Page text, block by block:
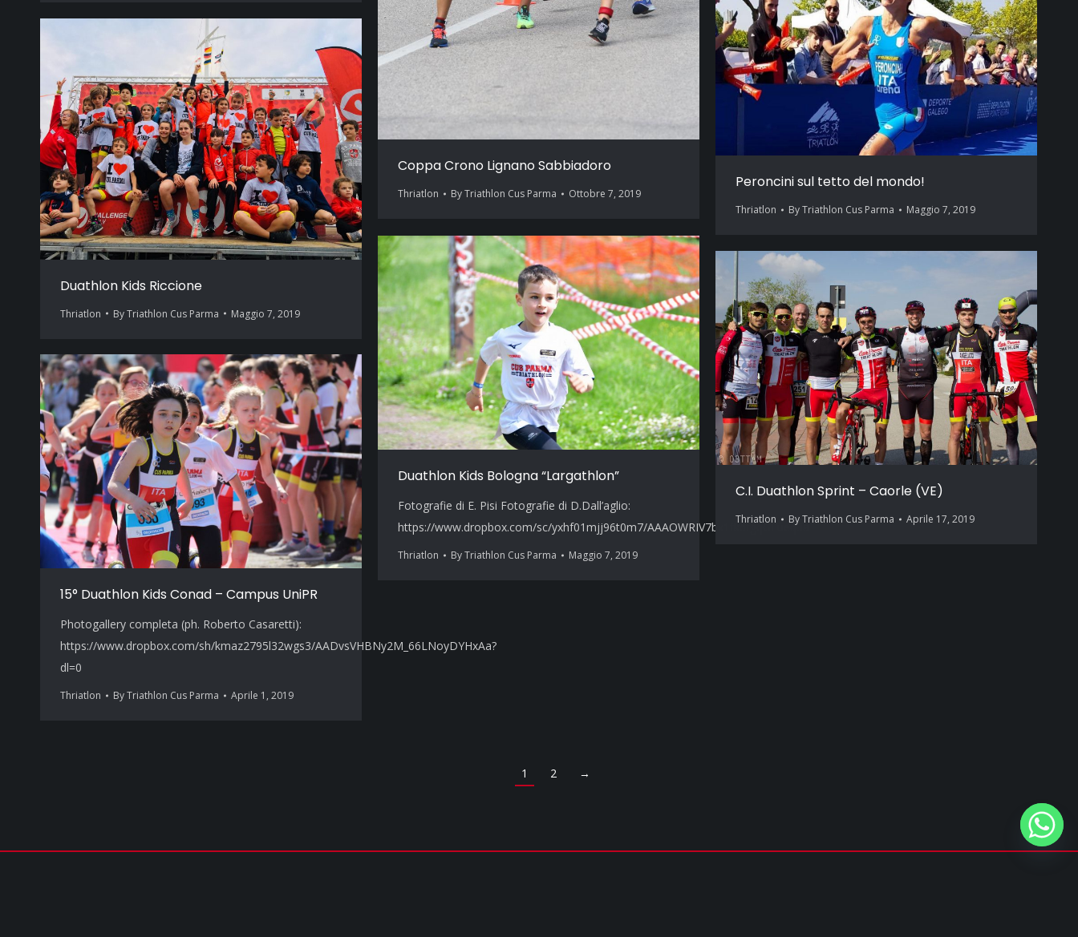
Coppa Crono Lignano Sabbiadoro
Thriatlon ByTriathlon Cus Parma Ottobre 7, 2019
Peroncini sul tetto del mondo!
Thriatlon ByTriathlon Cus Parma Maggio 7, 2019
Duathlon Kids Riccione
Thriatlon ByTriathlon Cus Parma Maggio 7, 2019
Duathlon Kids Bologna “Largathlon”
Fotografie di E. Pisi Fotografie di D.Dall’aglio:
https://www.dropbox.com/sc/yxhf01mjj96t0m7/AAAOWRIV7bx1fkdfgqGFueq3a
Thriatlon ByTriathlon Cus Parma Maggio 7, 2019
C.I. Duathlon Sprint – Caorle (VE)
Thriatlon ByTriathlon Cus Parma Aprile 17, 2019
15° Duathlon Kids Conad – Campus UniPR
Photogallery completa (ph. Roberto Casaretti):
https://www.dropbox.com/sh/kmaz2795l32wgs3/AADvsVHBNy2M_66LNoyDYHxAa?
dl=0
Thriatlon ByTriathlon Cus Parma Aprile 1, 2019
1 2 →